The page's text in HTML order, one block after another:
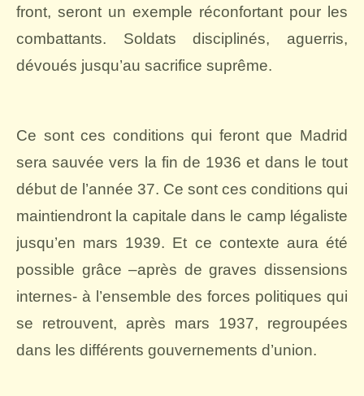
front, seront un exemple réconfortant pour les
combattants. Soldats disciplinés, aguerris,
dévoués jusqu’au sacrifice suprême.
Ce sont ces conditions qui feront que Madrid
sera sauvée vers la fin de 1936 et dans le tout
début de l’année 37. Ce sont ces conditions qui
maintiendront la capitale dans le camp légaliste
jusqu’en mars 1939. Et ce contexte aura été
possible grâce –après de graves dissensions
internes- à l’ensemble des forces politiques qui
se retrouvent, après mars 1937, regroupées
dans les différents gouvernements d’union.